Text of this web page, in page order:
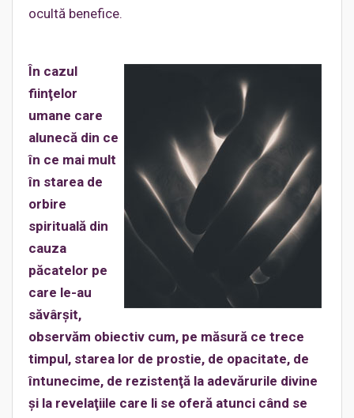
ocultă benefice.
În cazul
fiinţelor
umane care
alunecă din ce
în ce mai mult
în starea de
orbire
spirituală din
cauza
păcatelor pe
care le-au
săvârşit,
observăm obiectiv cum, pe măsură ce trece
timpul, starea lor de prostie, de opacitate, de
întunecime, de rezistenţă la adevărurile divine
şi la revelaţiile care li se oferă atunci când se